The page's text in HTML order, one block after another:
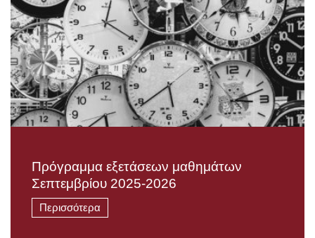
Πρόγραμμα εξετάσεων μαθημάτων
Σεπτεμβρίου 2025-2026
Περισσότερα